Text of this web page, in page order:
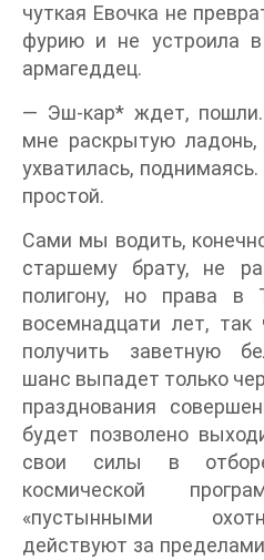
чуткая Евочка не
фурию и не устроила в
армагеддец.
— Эш-кар* ждет,
мне раскрытую
ухватилась,
простой.
Сами мы водить,
старшему брату, не
полигону, но права в
восемнадцати лет,
получить заветную
шанс выпадет только
празднования
будет позволено
свои силы в
космической
«пустынными
действуют за